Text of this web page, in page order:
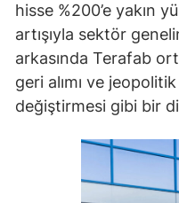
hisse %200’e yakın
artışıyla sektör
arkasında Terafab
geri alımı ve
değiştirmesi gibi bir